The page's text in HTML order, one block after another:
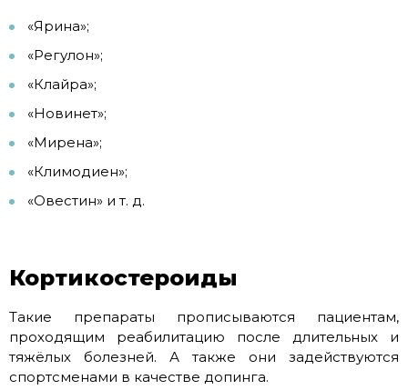
«Ярина»;
«Регулон»;
«Клайра»;
«Новинет»;
«Мирена»;
«Климодиен»;
«Овестин» и т. д.
Кортикостероиды
Такие препараты прописываются пациентам,
проходящим реабилитацию после длительных и
тяжёлых болезней. А также они задействуются
спортсменами в качестве допинга.